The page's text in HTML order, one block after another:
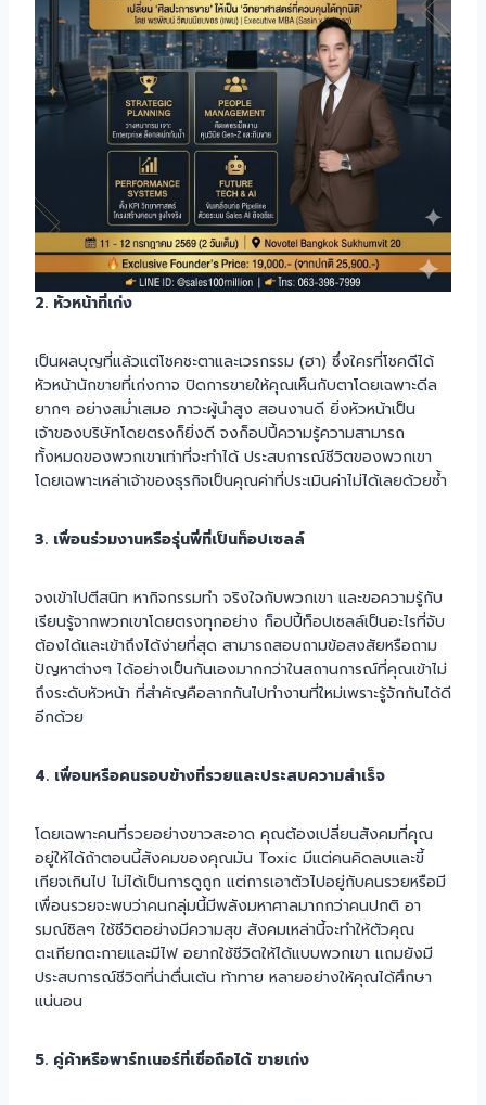
2. หัวหน้าที่เก่ง
เป็นผลบุญที่แล้วแต่โชคชะตาและเวรกรรม (ฮา) ซึ่งใครที่โชคดีได้
หัวหน้านักขายที่เก่งกาจ ปิดการขายให้คุณเห็นกับตาโดยเฉพาะดีล
ยากๆ อย่างสม่ำเสมอ ภาวะผู้นำสูง สอนงานดี ยิ่งหัวหน้าเป็น
เจ้าของบริษัทโดยตรงก็ยิ่งดี จงก็อปปี้ความรู้ความสามารถ
ทั้งหมดของพวกเขาเท่าที่จะทำได้ ประสบการณ์ชีวิตของพวกเขา
โดยเฉพาะเหล่าเจ้าของธุรกิจเป็นคุณค่าที่ประเมินค่าไม่ได้เลยด้วยซ้ำ
3. เพื่อนร่วมงานหรือรุ่นพี่ที่เป็นท็อปเซลล์
จงเข้าไปตีสนิท หากิจกรรมทำ จริงใจกับพวกเขา และขอความรู้กับ
เรียนรู้จากพวกเขาโดยตรงทุกอย่าง ก็อปปี้ท็อปเซลล์เป็นอะไรที่จับ
ต้องได้และเข้าถึงได้ง่ายที่สุด สามารถสอบถามข้อสงสัยหรือถาม
ปัญหาต่างๆ ได้อย่างเป็นกันเองมากกว่าในสถานการณ์ที่คุณเข้าไม่
ถึงระดับหัวหน้า ที่สำคัญคือลากกันไปทำงานที่ใหม่เพราะรู้จักกันได้ดี
อีกด้วย
4. เพื่อนหรือคนรอบข้างที่รวยและประสบความสำเร็จ
โดยเฉพาะคนที่รวยอย่างขาวสะอาด คุณต้องเปลี่ยนสังคมที่คุณ
อยู่ให้ได้ถ้าตอนนี้สังคมของคุณมัน Toxic มีแต่คนคิดลบและขี้
เกียจเกินไป ไม่ได้เป็นการดูถูก แต่การเอาตัวไปอยู่กับคนรวยหรือมี
เพื่อนรวยจะพบว่าคนกลุ่มนี้มีพลังมหาศาลมากกว่าคนปกติ อา
รมณ์ชิลๆ ใช้ชีวิตอย่างมีความสุข สังคมเหล่านี้จะทำให้ตัวคุณ
ตะเกียกตะกายและมีไฟ อยากใช้ชีวิตให้ได้แบบพวกเขา แถมยังมี
ประสบการณ์ชีวิตที่น่าตื่นเต้น ท้าทาย หลายอย่างให้คุณได้ศึกษา
แน่นอน
5. คู่ค้าหรือพาร์ทเนอร์ที่เชื่อถือได้ ขายเก่ง